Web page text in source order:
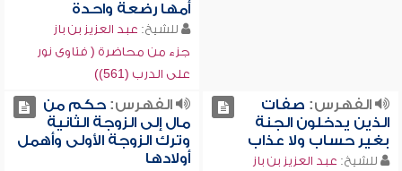
أمها رضعة واحدة
للشيخ: عبد العزيز بن باز
جزء من محاضرة ( فتاوى نور
على الدرب (561))
الفهرس: صفات
الذين يدخلون الجنة
بغير حساب ولا عذاب
للشيخ: عبد العزيز بن باز
الفهرس:حكم من
مال إلى الزوجة الثانية
وترك الزوجة الأولى وأهمل
أولادها